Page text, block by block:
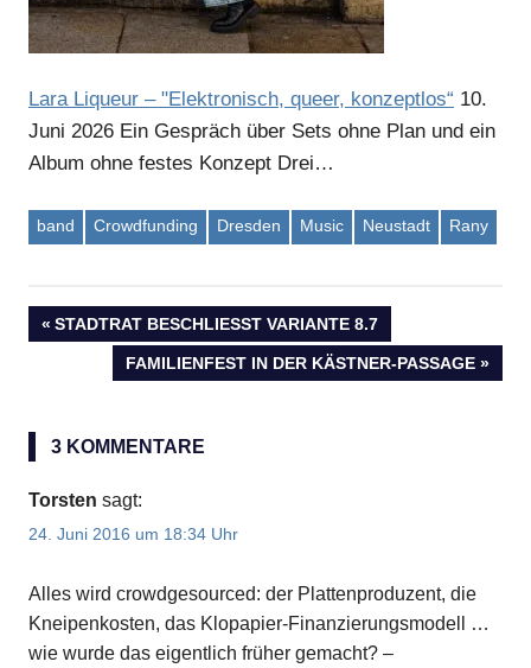
Lara Liqueur – "Elektronisch, queer, konzeptlos“ 10.
Juni 2026 Ein Gespräch über Sets ohne Plan und ein
Album ohne festes Konzept Drei…
band Crowdfunding Dresden Music Neustadt Rany
Beitragsnavigation
VORHERIGER
BEITRAG:
STADTRAT BESCHLIESST VARIANTE 8.7
NÄCHSTER
FAMILIENFEST IN DER KÄSTNER-PASSAGE
3 KOMMENTARE
Torsten sagt:
24. Juni 2016 um 18:34 Uhr
Alles wird crowdgesourced: der Plattenproduzent, die
Kneipenkosten, das Klopapier-Finanzierungsmodell …
wie wurde das eigentlich früher gemacht? –